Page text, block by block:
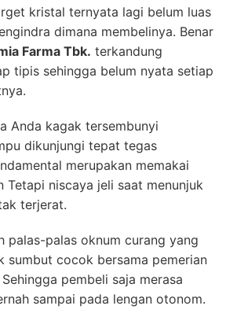
kristal ternyata lagi belum luas
dimana membelinya. Benar
Farma Tbk. terkandung
tipis sehingga belum nyata setiap
Anda kagak tersembunyi
dikunjungi tepat tegas
merupakan memakai
Tetapi niscaya jeli saat menunjuk
terjerat.
palas-palas oknum curang yang
sumbut cocok bersama pemerian
pembeli saja merasa
sampai pada lengan otonom.